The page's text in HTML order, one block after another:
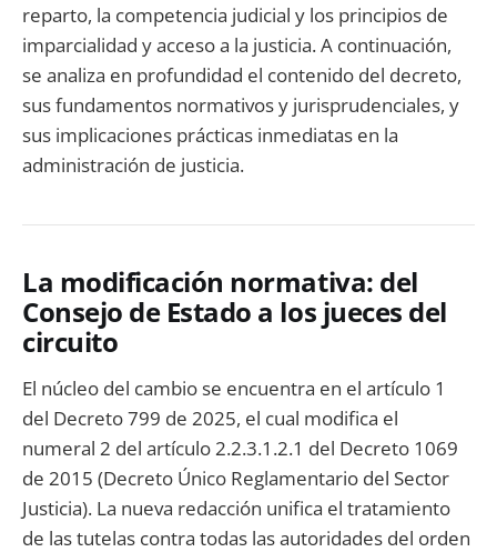
reparto, la competencia judicial y los principios de
imparcialidad y acceso a la justicia. A continuación,
se analiza en profundidad el contenido del decreto,
sus fundamentos normativos y jurisprudenciales, y
sus implicaciones prácticas inmediatas en la
administración de justicia.
La modificación normativa: del
Consejo de Estado a los jueces del
circuito
El núcleo del cambio se encuentra en el artículo 1
del Decreto 799 de 2025, el cual modifica el
numeral 2 del artículo 2.2.3.1.2.1 del Decreto 1069
de 2015 (Decreto Único Reglamentario del Sector
Justicia). La nueva redacción unifica el tratamiento
de las tutelas contra todas las autoridades del orden